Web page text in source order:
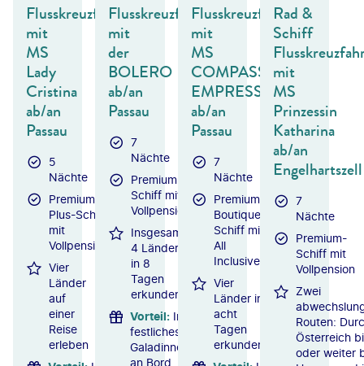
Flusskreuzfahrt
mit
MS
Lady
Cristina
ab/an
Passau
5
Nächte
Premium-
Plus-Schiff
mit
Vollpension
Vier
Länder
auf
einer
Reise
erleben
Flusskreuzfahrt
mit
der
BOLERO
ab/an
Passau
7
Nächte
Premium-
Schiff mit
Vollpension
Insgesamt
4 Länder
in 8
Tagen
erkunden
Vorteil: Inkl.
festliches
Galadinner
an Bord
Flusskreuzfahrt
mit
MS
COMPASS
EMPRESS
ab/an
Passau
7
Nächte
Premium-
Boutique-
Schiff mit
All
Inclusive
Vier
Länder in
acht
Tagen
erkunden
Rad &
Schiff
mit
MS
Prinzessin
Katharina
ab/an
Engelhartszell
7
Nächte
Premium-
Schiff mit
Vollpension
Zwei
Routen:
Österreich
oder weiter